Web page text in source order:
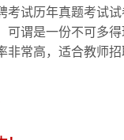
试历年真题考试
谓是一份不可多
常高，适合教师